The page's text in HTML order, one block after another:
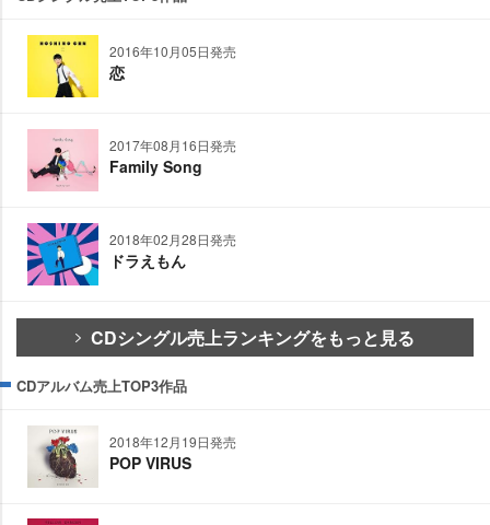
2016年10月05日発売
恋
2017年08月16日発売
Family Song
2018年02月28日発売
ドラえもん
CDシングル売上ランキングをもっと見る
CDアルバム売上TOP3作品
2018年12月19日発売
POP VIRUS